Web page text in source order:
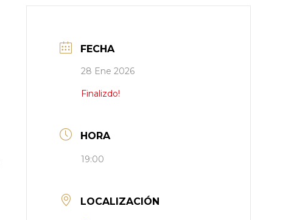
FECHA
28 Ene 2026
Finalizdo!
HORA
19:00
LOCALIZACIÓN